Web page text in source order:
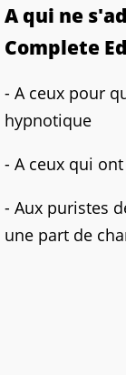
A qui ne
Complete
- A ceux pour
hypnotique
- A ceux qui
- Aux puristes
une part de